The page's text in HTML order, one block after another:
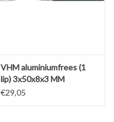
VHM aluminiumfrees (1
lip) 3x50x8x3 MM
€29,05